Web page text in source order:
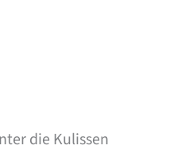
die Kulissen